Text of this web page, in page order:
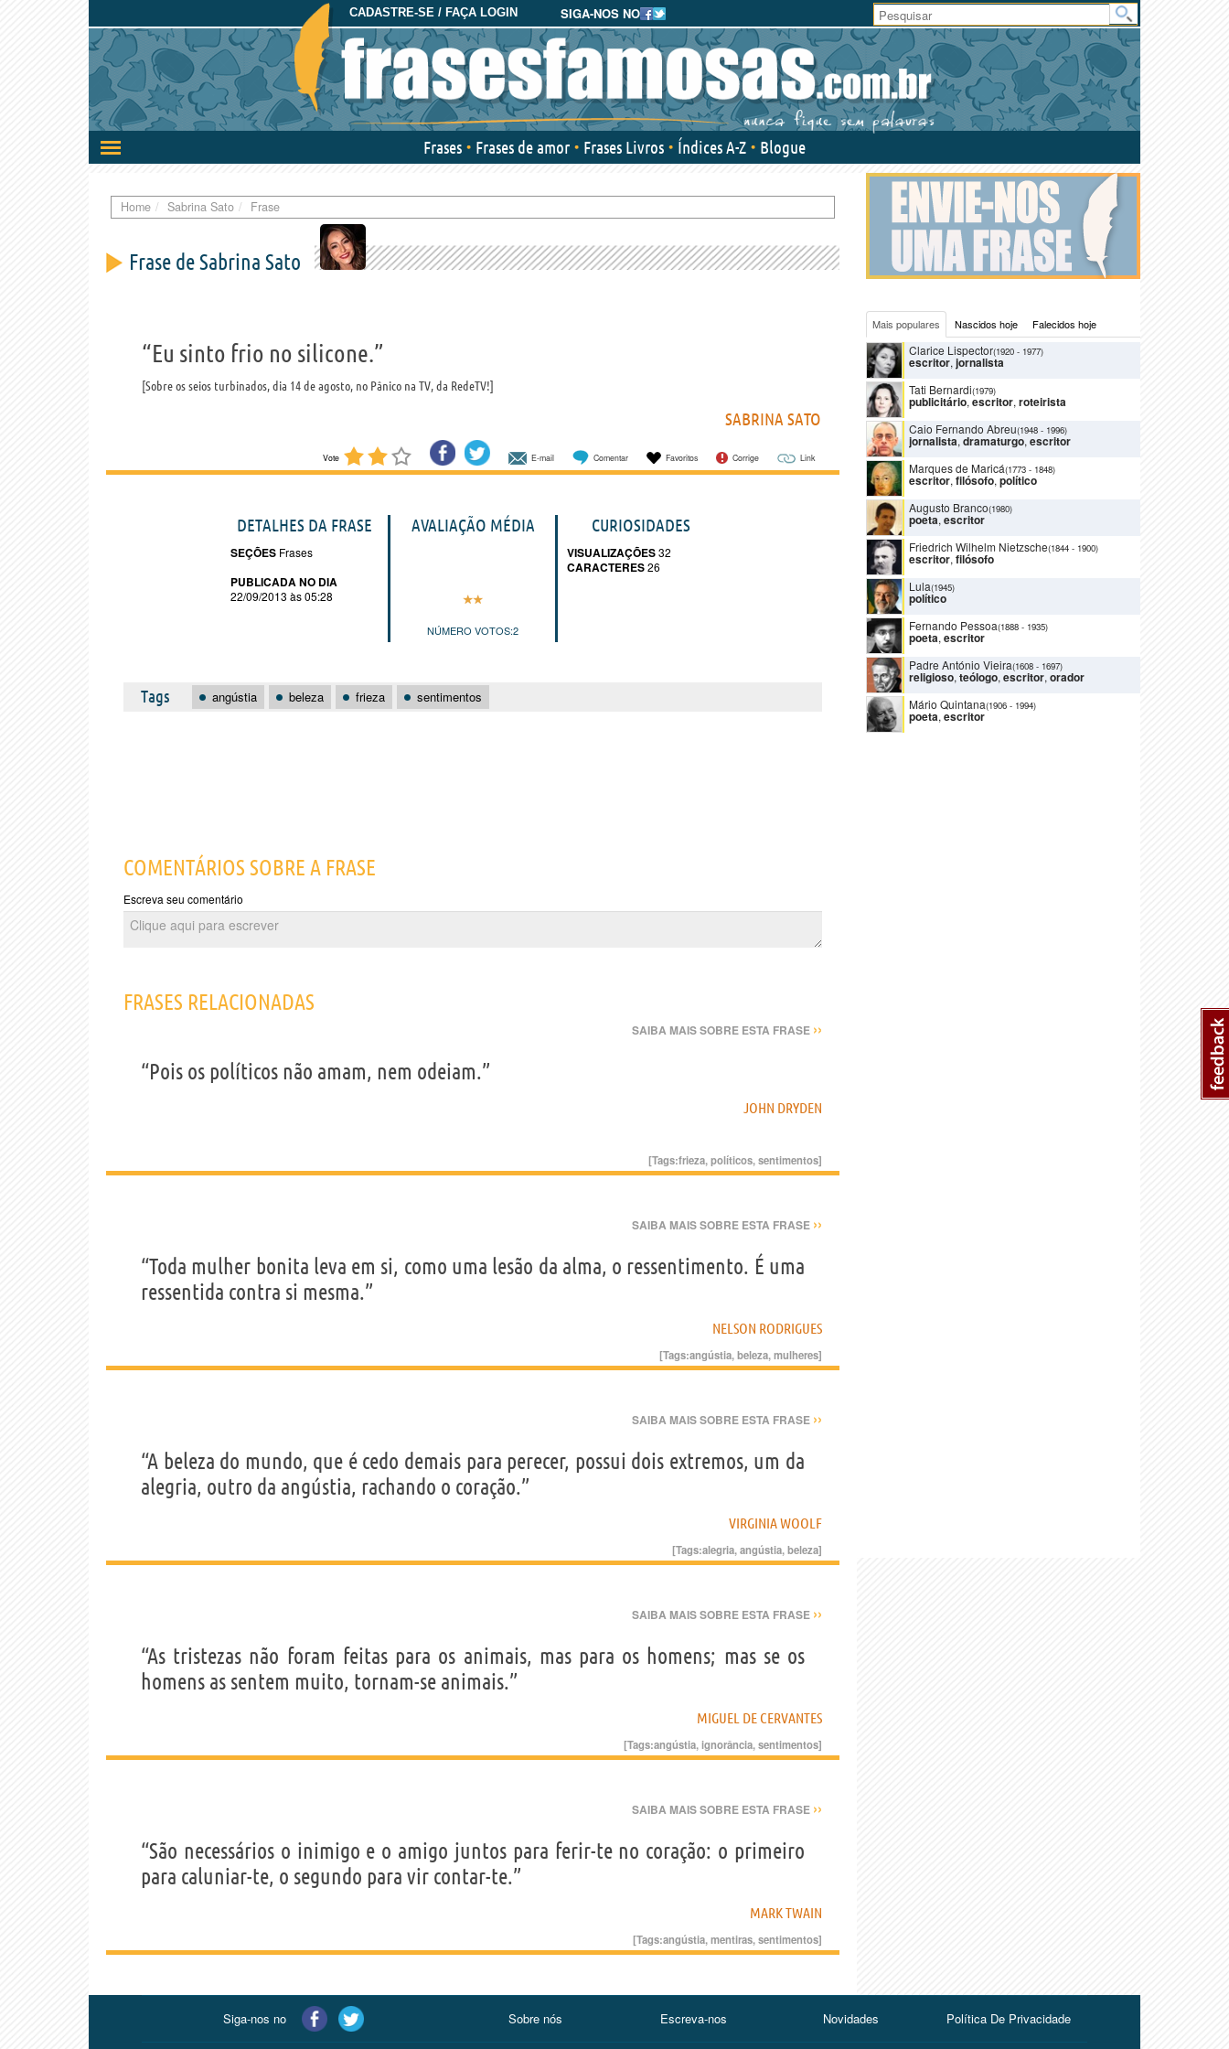
SIGA-NOS NO
CADASTRE-SE / FAÇA LOGIN
Ativar/desativar
a
Área
do
Usuário
Frases Frases de amor Frases Livros Índices A-Z Blogue
Home Sabrina Sato Frase
Frase de Sabrina Sato
“Eu sinto frio no silicone.”
Sobre os seios turbinados, dia 14 de agosto, no Pânico na TV, da RedeTV!
SABRINA SATO
Vote E-mail Comentar Favoritos Corrige Link
DETALHES DA FRASE
SEÇÕES Frases
PUBLICADA NO DIA
22/09/2013 às 05:28
AVALIAÇÃO MÉDIA
NÚMERO VOTOS:2
CURIOSIDADES
VISUALIZAÇÕES32
CARACTERES26
Tags angústia beleza frieza sentimentos
COMENTÁRIOS SOBRE A FRASE
Escreva seu comentário
FRASES RELACIONADAS
SAIBA MAIS SOBRE ESTA FRASE ››
“Pois os políticos não amam, nem odeiam.”
JOHN DRYDEN
[Tags:frieza,políticos,sentimentos]
SAIBA MAIS SOBRE ESTA FRASE ››
“Toda mulher bonita leva em si, como uma lesão da alma, o ressentimento. É uma
ressentida contra si mesma.”
NELSON RODRIGUES
[Tags:angústia,beleza,mulheres]
SAIBA MAIS SOBRE ESTA FRASE ››
“A beleza do mundo, que é cedo demais para perecer, possui dois extremos, um da
alegria, outro da angústia, rachando o coração.”
VIRGINIA WOOLF
[Tags:alegria,angústia,beleza]
SAIBA MAIS SOBRE ESTA FRASE ››
“As tristezas não foram feitas para os animais, mas para os homens; mas se os
homens as sentem muito, tornam-se animais.”
MIGUEL DE CERVANTES
[Tags:angústia,ignorância,sentimentos]
SAIBA MAIS SOBRE ESTA FRASE ››
“São necessários o inimigo e o amigo juntos para ferir-te no coração: o primeiro
para caluniar-te, o segundo para vir contar-te.”
MARK TWAIN
[Tags:angústia,mentiras,sentimentos]
Mais populares Nascidos hoje Falecidos hoje
Clarice Lispector(1920 - 1977)
escritor, jornalista
Tati Bernardi(1979)
publicitário, escritor, roteirista
Caio Fernando Abreu(1948 - 1996)
jornalista, dramaturgo, escritor
Marques de Maricá(1773 - 1848)
escritor, filósofo, político
Augusto Branco(1980)
poeta, escritor
Friedrich Wilhelm Nietzsche(1844 - 1900)
escritor, filósofo
Lula(1945)
político
Fernando Pessoa(1888 - 1935)
poeta, escritor
Padre António Vieira(1608 - 1697)
religioso, teólogo, escritor, orador
Mário Quintana(1906 - 1994)
poeta, escritor
Siga-nos no Sobre nós Escreva-nos Novidades Política De Privacidade